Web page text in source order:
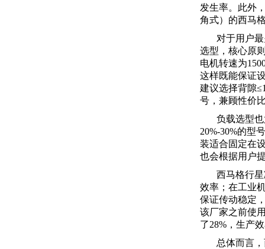
发生率。此外
角式）的西马
对于用户
选型，核心原
电机转速为
这样既能保证
建议选择背隙
号，兼顾性价
负载选型
20%-30%的型
装适合固定在
也会根据用户
西马格行
效率；在工业
保证传动稳定
该厂家之前使
了28%，生产
总体而言